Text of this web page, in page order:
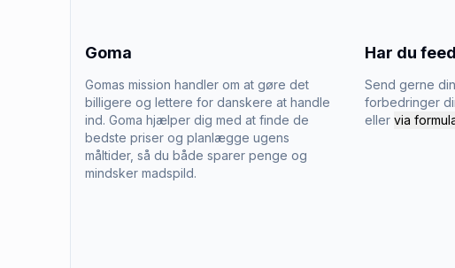
Goma
Gomas mission handler om at gøre det
billigere og lettere for danskere at handle
ind. Goma hjælper dig med at finde de
bedste priser og planlægge ugens
måltider, så du både sparer penge og
mindsker madspild.
Har du
Send gerne
forbedringer
eller via